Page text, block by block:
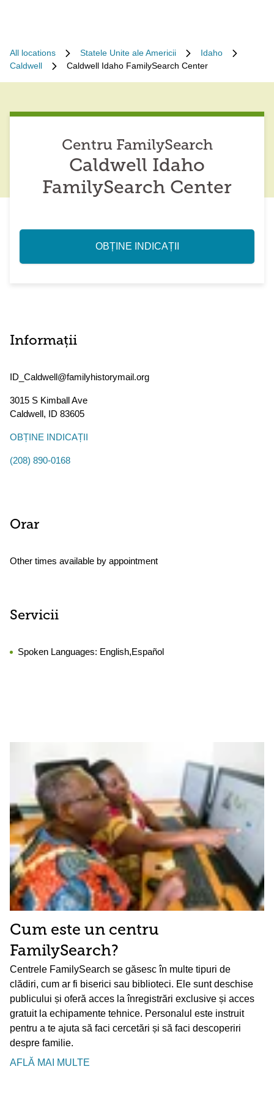
All locations Statele Unite ale Americii
Idaho
Caldwell
Caldwell Idaho FamilySearch Center
Centru FamilySearch
Caldwell Idaho
FamilySearch Center
OBȚINE INDICAȚII
Informații
ID_Caldwell@familyhistorymail.org
3015 S Kimball Ave
Caldwell, ID 83605
OBȚINE INDICAȚII
(208) 890-0168
Orar
Other times available by appointment
Servicii
Spoken Languages: English,Español
Cum este un centru
FamilySearch?
Centrele FamilySearch se găsesc în multe tipuri de
clădiri, cum ar fi biserici sau biblioteci. Ele sunt deschise
publicului și oferă acces la înregistrări exclusive și acces
gratuit la echipamente tehnice. Personalul este instruit
pentru a te ajuta să faci cercetări și să faci descoperiri
despre familie.
AFLĂ MAI MULTE